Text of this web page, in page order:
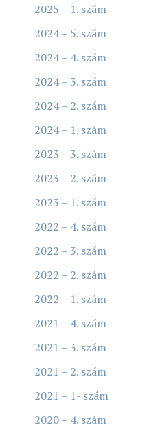
2025 – 1. szám
2024 – 5. szám
2024 – 4. szám
2024 – 3. szám
2024 – 2. szám
2024 – 1. szám
2023 – 3. szám
2023 – 2. szám
2023 – 1. szám
2022 – 4. szám
2022 – 3. szám
2022 – 2. szám
2022 – 1. szám
2021 – 4. szám
2021 – 3. szám
2021 – 2. szám
2021 – 1- szám
2020 – 4. szám